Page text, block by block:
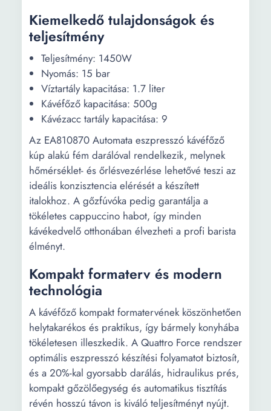
Kiemelkedő tulajdonságok és
teljesítmény
Teljesítmény: 1450W
Nyomás: 15 bar
Víztartály kapacitása: 1.7 liter
Kávéfőző kapacitása: 500g
Kávézacc tartály kapacitása: 9
Az EA810870 Automata eszpresszó kávéfőző
kúp alakú fém darálóval rendelkezik, melynek
hőmérséklet- és őrlésvezérlése lehetővé teszi az
ideális konzisztencia elérését a készített
italokhoz. A gőzfúvóka pedig garantálja a
tökéletes cappuccino habot, így minden
kávékedvelő otthonában élvezheti a profi barista
élményt.
Kompakt formaterv és modern
technológia
A kávéfőző kompakt formatervének köszönhetően
helytakarékos és praktikus, így bármely konyhába
tökéletesen illeszkedik. A Quattro Force rendszer
optimális eszpresszó készítési folyamatot biztosít,
és a 20%-kal gyorsabb darálás, hidraulikus prés,
kompakt gőzölőegység és automatikus tisztítás
révén hosszú távon is kiváló teljesítményt nyújt.